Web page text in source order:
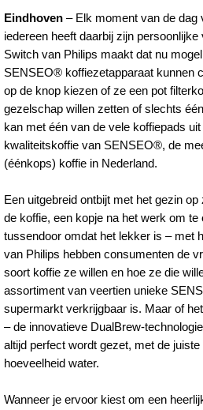
een-
kopje-
voor-
jezelf-
of-
een-
kan-
koffie-
om-
te-
Eindhoven – Elk moment van de dag
iedereen heeft daarbij zijn
Switch van Philips maakt dat nu
SENSEO® koffiezetapparaat kunnen
op de knop kiezen of ze een pot
gezelschap willen zetten of slechts
kan met één van de vele koffiepads
kwaliteitskoffie van SENSEO®, de
(éénkops) koffie in Nederland.
Een uitgebreid ontbijt met het gezin
de koffie, een kopje na het werk om te
tussendoor omdat het lekker is – met
van Philips hebben consumenten de
soort koffie ze willen en hoe ze die
assortiment van veertien unieke
supermarkt verkrijgbaar is. Maar of
– de innovatieve DualBrew-
altijd perfect wordt gezet, met de
hoeveelheid water.
Wanneer je ervoor kiest om een